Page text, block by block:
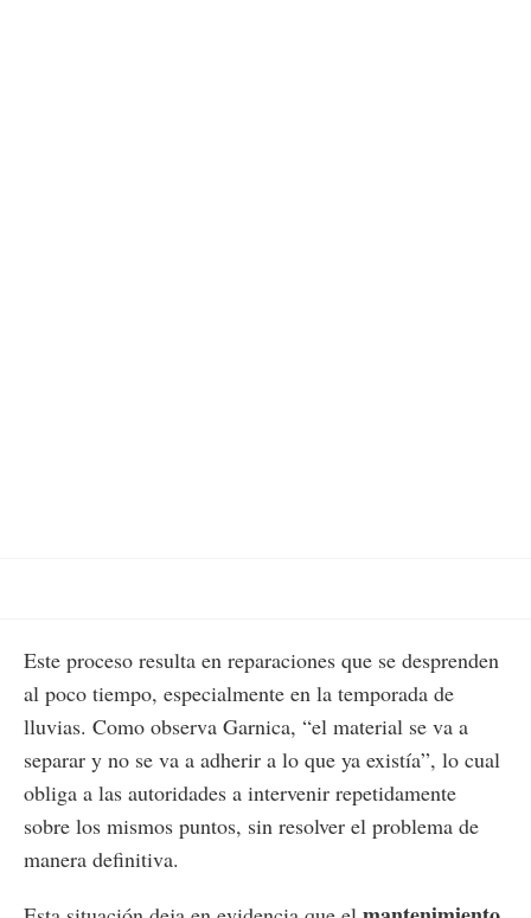
Este proceso resulta en reparaciones que se desprenden
al poco tiempo, especialmente en la temporada de
lluvias. Como observa Garnica, “el material se va a
separar y no se va a adherir a lo que ya existía”, lo cual
obliga a las autoridades a intervenir repetidamente
sobre los mismos puntos, sin resolver el problema de
manera definitiva.